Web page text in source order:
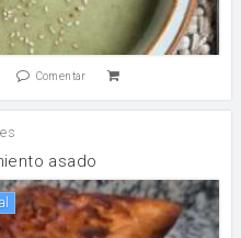
Comentar
asado
sal